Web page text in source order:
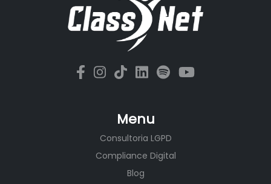
Menu
Consultoria LGPD
Compliance Digital
Blog